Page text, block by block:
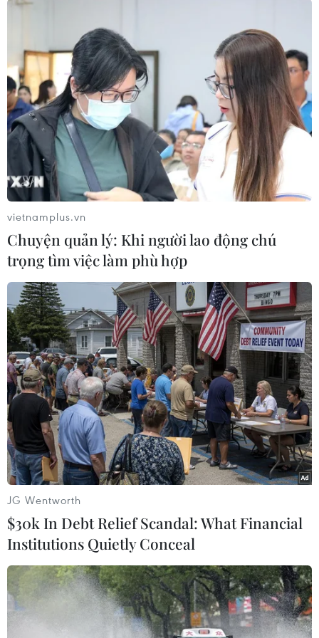
Ông Ryabkov cho hay, Moskva tôn trọng quan
điểm rõ ràng của Bắc Kinh không tham gia bất
kỳ cuộc đàm phán kiểm soát vũ khí ba bên nào
với Mỹ và Nga./.
(Vietnam+)
#Sergei Ryabkov #START
#Hiệp ước
#Kiểm soát vũ khí
#Đàm phán Mỹ Nga
TIN LIÊN QUAN
vietnamplus.vn
Chuyện quản lý: Khi người lao động chú
trọng tìm việc làm phù hợp
JG Wentworth
$30k In Debt Relief Scandal: What Financial
Institutions Quietly Conceal